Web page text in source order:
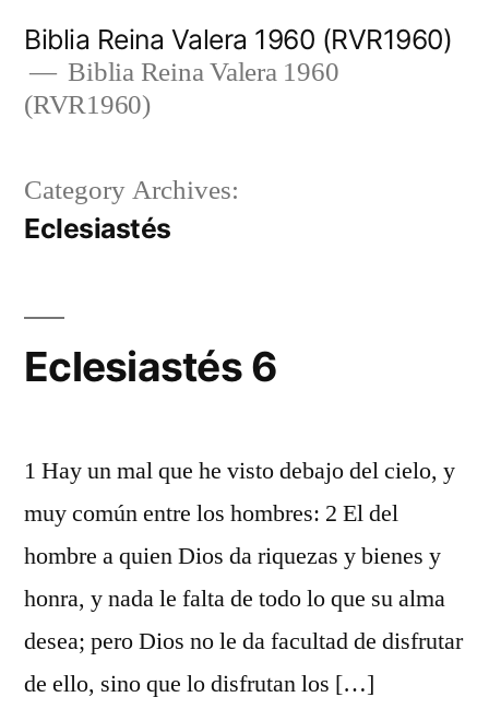
content
Biblia Reina Valera 1960 (RVR1960)
Biblia Reina Valera 1960
(RVR1960)
Category Archives:
Eclesiastés
Eclesiastés 6
1 Hay un mal que he visto debajo del cielo, y
muy común entre los hombres: 2 El del
hombre a quien Dios da riquezas y bienes y
honra, y nada le falta de todo lo que su alma
desea; pero Dios no le da facultad de disfrutar
de ello, sino que lo disfrutan los […]